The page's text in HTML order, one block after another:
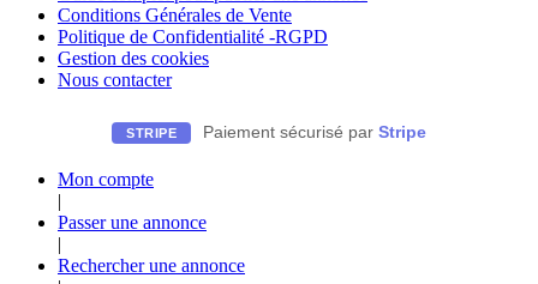
Conditions Générales de Vente
Politique de Confidentialité -RGPD
Gestion des cookies
Nous contacter
STRIPE Paiement sécurisé par Stripe
Mon compte
|
Passer une annonce
|
Rechercher une annonce